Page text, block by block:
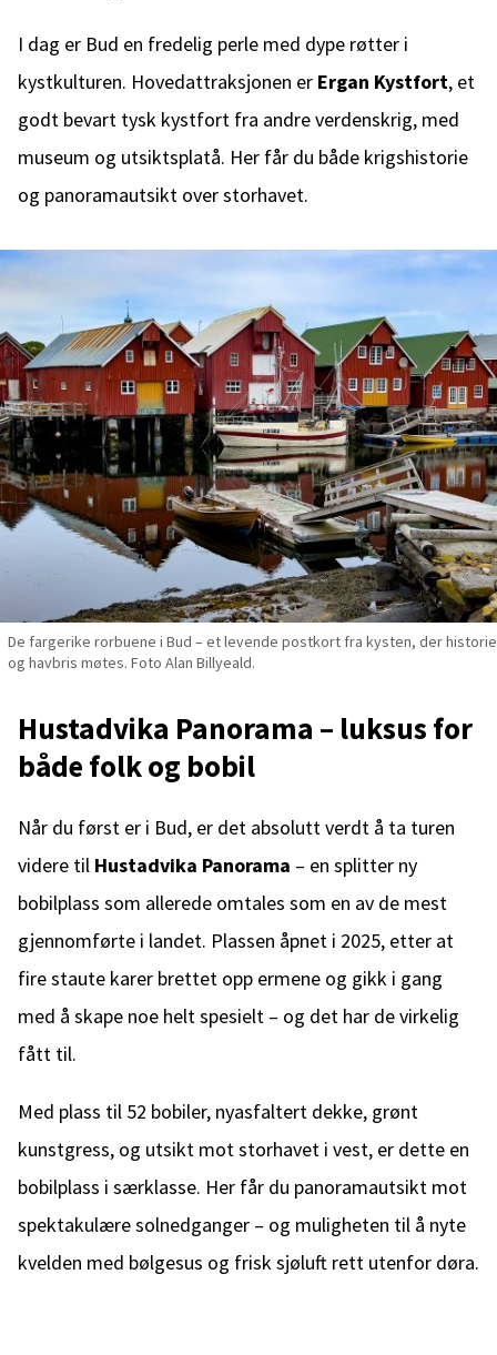
I dag er Bud en fredelig perle med dype røtter i
kystkulturen. Hovedattraksjonen er Ergan Kystfort, et
godt bevart tysk kystfort fra andre verdenskrig, med
museum og utsiktsplatå. Her får du både krigshistorie
og panoramautsikt over storhavet.
De fargerike rorbuene i Bud – et levende postkort fra kysten, der historie
og havbris møtes. Foto Alan Billyeald.
Hustadvika Panorama – luksus for
både folk og bobil
Når du først er i Bud, er det absolutt verdt å ta turen
videre til Hustadvika Panorama – en splitter ny
bobilplass som allerede omtales som en av de mest
gjennomførte i landet. Plassen åpnet i 2025, etter at
fire staute karer brettet opp ermene og gikk i gang
med å skape noe helt spesielt – og det har de virkelig
fått til.
Med plass til 52 bobiler, nyasfaltert dekke, grønt
kunstgress, og utsikt mot storhavet i vest, er dette en
bobilplass i særklasse. Her får du panoramautsikt mot
spektakulære solnedganger – og muligheten til å nyte
kvelden med bølgesus og frisk sjøluft rett utenfor døra.